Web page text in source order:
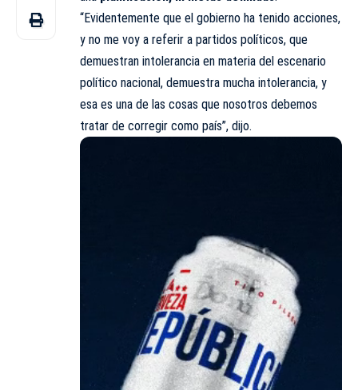
“Evidentemente que el gobierno ha tenido acciones,
y no me voy a referir a partidos políticos, que
demuestran intolerancia en materia del escenario
político nacional, demuestra mucha intolerancia, y
esa es una de las cosas que nosotros debemos
tratar de corregir como país”, dijo.